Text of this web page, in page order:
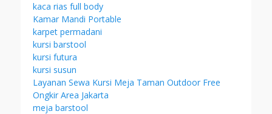
kaca rias full body
Kamar Mandi Portable
karpet permadani
kursi barstool
kursi futura
kursi susun
Layanan Sewa Kursi Meja Taman Outdoor Free
Ongkir Area Jakarta
meja barstool